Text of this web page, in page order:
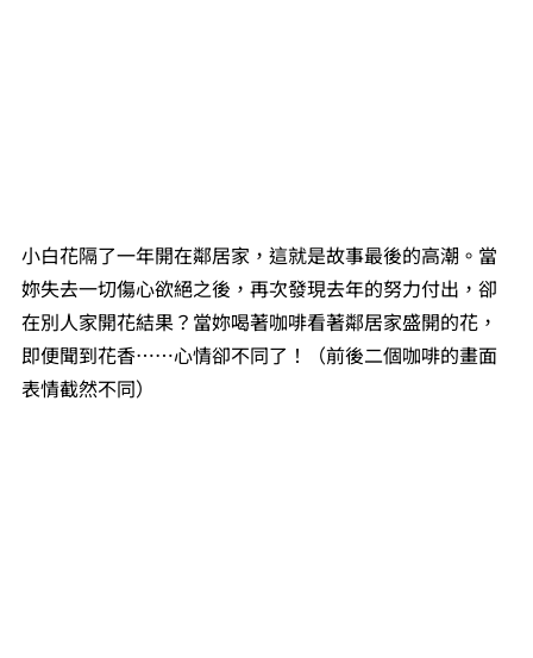
小白花隔了一年開在鄰居家，這就是故事最後的高潮。當
妳失去一切傷心欲絕之後，再次發現去年的努力付出，卻
在別人家開花結果？當妳喝著咖啡看著鄰居家盛開的花，
即便聞到花香⋯⋯心情卻不同了！（前後二個咖啡的畫面
表情截然不同）